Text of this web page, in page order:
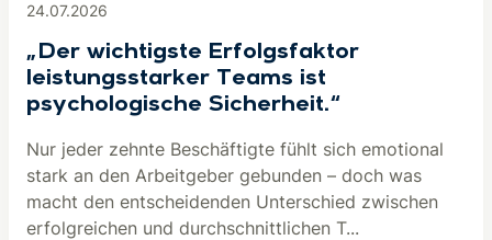
24.07.2026
„Der wichtigste Erfolgsfaktor
leistungsstarker Teams ist
psychologische Sicherheit.“
Nur jeder zehnte Beschäftigte fühlt sich emotional
stark an den Arbeitgeber gebunden – doch was
macht den entscheidenden Unterschied zwischen
erfolgreichen und durchschnittlichen T...